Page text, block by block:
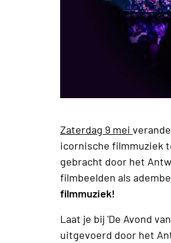
Zaterdag 9 mei
icornische filmmuziek
gebracht door het
filmbeelden als
filmmuziek!
Laat je bij 'De Avond
uitgevoerd door het